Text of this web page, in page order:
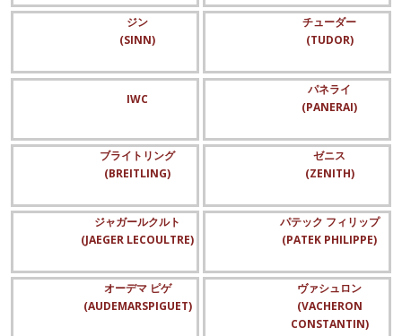
ジン
(SINN)
チューダー
(TUDOR)
IWC
パネライ
(PANERAI)
ブライトリング
(BREITLING)
ゼニス
(ZENITH)
ジャガールクルト
(JAEGER LECOULTRE)
パテック フィリップ
(PATEK PHILIPPE)
オーデマ ピゲ
(AUDEMARSPIGUET)
ヴァシュロン
(VACHERON
CONSTANTIN)